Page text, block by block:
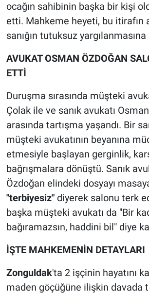
ocağın sahibinin başka bir kişi
etti. Mahkeme heyeti, bu itirafın
sanığın tutuksuz
AVUKAT OSMAN ÖZDOĞAN
ETTİ
Duruşma sırasında müşteki
Çolak ile ve sanık avukatı
arasında tartışma yaşandı. Bir
müşteki avukatının beyanına
etmesiyle başlayan gerginlik,
bağrışmalara dönüştü. Sanık
Özdoğan elindeki dosyayı
"terbiyesiz"diyerek salonu terk
başka müşteki avukatı da "Bir
bağıramazsın, haddini bil" diye
İŞTE MAHKEMENİN DETAYLARI
Zonguldak'ta 2 işçinin hayatını
maden göçüğüne ilişkin davada